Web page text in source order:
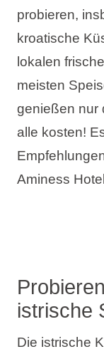
Marken
Blogs
probieren,
kroatische
lokalen
meisten
genießen nur
alle kosten!
Aminess
istrische
Die istrische